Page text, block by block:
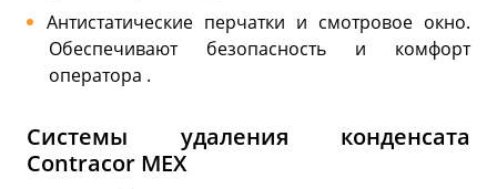
Антистатические перчатки и смотровое окно.
Обеспечивают безопасность и комфорт
оператора .
Системы удаления конденсата
Contracor MEX